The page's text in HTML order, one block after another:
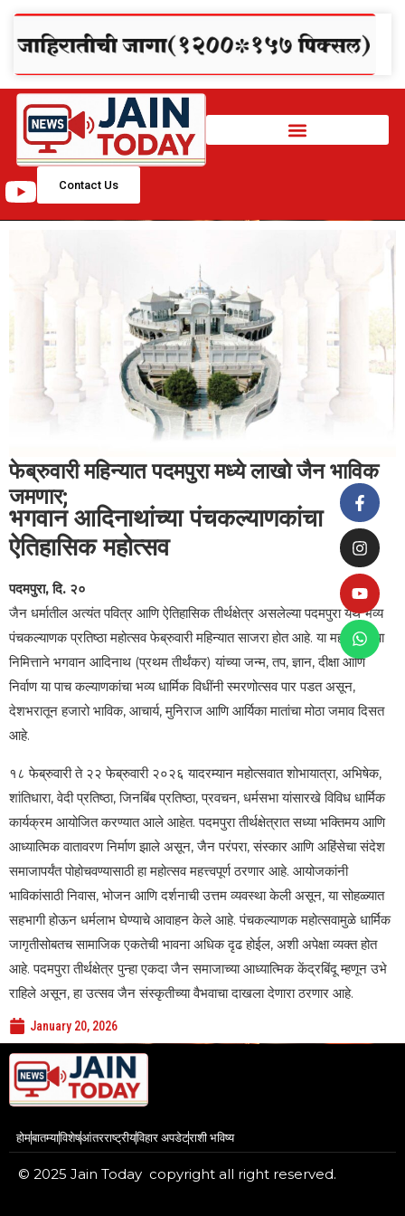
Contact Us
फेब्रुवारी महिन्यात पदमपुरा मध्ये लाखो जैन भाविक
जमणार;
भगवान आदिनाथांच्या पंचकल्याणकांचा
ऐतिहासिक महोत्सव
पदमपुरा, दि. २०
जैन धर्मातील अत्यंत पवित्र आणि ऐतिहासिक तीर्थक्षेत्र असलेल्या पदमपुरा येथे भव्य
पंचकल्याणक प्रतिष्ठा महोत्सव फेब्रुवारी महिन्यात साजरा होत आहे. या महोत्सवाच्या
निमित्ताने भगवान आदिनाथ (प्रथम तीर्थंकर) यांच्या जन्म, तप, ज्ञान, दीक्षा आणि
निर्वाण या पाच कल्याणकांचा भव्य धार्मिक विधींनी स्मरणोत्सव पार पडत असून,
देशभरातून हजारो भाविक, आचार्य, मुनिराज आणि आर्यिका मातांचा मोठा जमाव दिसत
आहे.
१८ फेब्रुवारी ते २२ फेब्रुवारी २०२६ यादरम्यान महोत्सवात शोभायात्रा, अभिषेक,
शांतिधारा, वेदी प्रतिष्ठा, जिनबिंब प्रतिष्ठा, प्रवचन, धर्मसभा यांसारखे विविध धार्मिक
कार्यक्रम आयोजित करण्यात आले आहेत. पदमपुरा तीर्थक्षेत्रात सध्या भक्तिमय आणि
आध्यात्मिक वातावरण निर्माण झाले असून, जैन परंपरा, संस्कार आणि अहिंसेचा संदेश
समाजापर्यंत पोहोचवण्यासाठी हा महोत्सव महत्त्वपूर्ण ठरणार आहे. आयोजकांनी
भाविकांसाठी निवास, भोजन आणि दर्शनाची उत्तम व्यवस्था केली असून, या सोहळ्यात
सहभागी होऊन धर्मलाभ घेण्याचे आवाहन केले आहे. पंचकल्याणक महोत्सवामुळे धार्मिक
जागृतीसोबतच सामाजिक एकतेची भावना अधिक दृढ होईल, अशी अपेक्षा व्यक्त होत
आहे. पदमपुरा तीर्थक्षेत्र पुन्हा एकदा जैन समाजाच्या आध्यात्मिक केंद्रबिंदू म्हणून उभे
राहिले असून, हा उत्सव जैन संस्कृतीच्या वैभवाचा दाखला देणारा ठरणार आहे.
January 20, 2026
होमबातम्याविशेषआंतरराष्ट्रीयविहार अपडेटराशी भविष्य
© 2025 Jain Today copyright all right reserved.